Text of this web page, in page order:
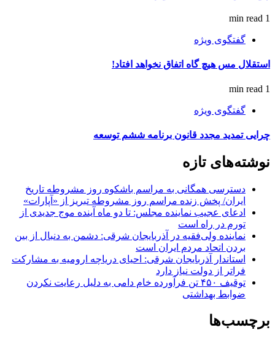
1 min read
گفتگوی ویژه
استقلال مس هیچ گاه اتفاق نخواهد افتاد!
1 min read
گفتگوی ویژه
چرایی تمدید مجدد قانون برنامه ششم توسعه
نوشته‌های تازه
دسترسی همگانی به مراسم باشکوه روز مشروطه تاریخ
ایران/ پخش زنده مراسم روز مشروطه تبریز از «آپارات»
ادعای عجیب نماینده مجلس: تا دو ماه آینده موج جدیدی از
تورم در راه است
نماینده ولی‌فقیه در آذربایجان شرقی: دشمن به دنبال از بین
بردن اتحاد مردم ایران است
استاندار آذربایجان شرقی: احیای دریاچه ارومیه به مشارکت
فراتر از دولت نیاز دارد
توقیف ۴۵۰ تن فرآورده خام دامی به دلیل رعایت نکردن
ضوابط بهداشتی
برچسب‌ها